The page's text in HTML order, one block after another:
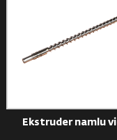
Ekstruder namlu vidası